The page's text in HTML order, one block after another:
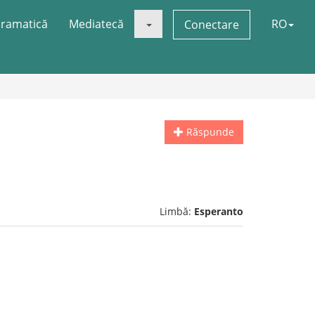
Mediatecă Conectare RO
Răspunde
Limbă: Esperanto